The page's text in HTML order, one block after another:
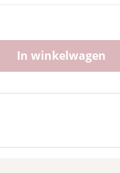
In winkelwagen